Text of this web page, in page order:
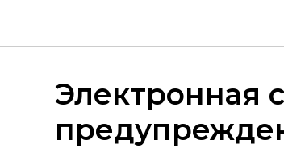
Электронная